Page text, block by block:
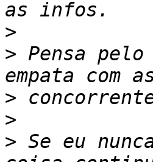
>
> Pensa
>
>
> Se eu